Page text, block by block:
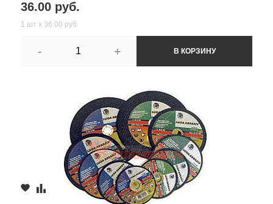
36.00 руб.
1 шт х 36.00 руб.
- + В КОРЗИНУ